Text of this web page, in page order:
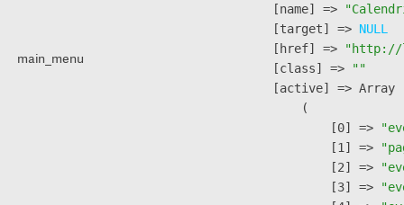
main_menu
            [name] =>
            [target] =>
NULL
            [href] =>
"http://
            [class] =>
""
            [active] => Array
                (
                    [0] =>
                    [1] =>
                    [2] =>
                    [3] =>